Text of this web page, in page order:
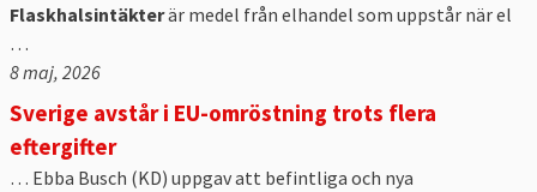
Flaskhalsintäkterär medel från elhandel som uppstår när el
…
8 maj, 2026
Sverige avstår i EU-omröstning trots flera
eftergifter
… Ebba Busch (KD) uppgav att befintliga och nya